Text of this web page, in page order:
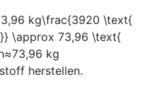
kg\frac{3920 \text{
\approx 73,96 \text{
≈73,96 kg
herstellen.